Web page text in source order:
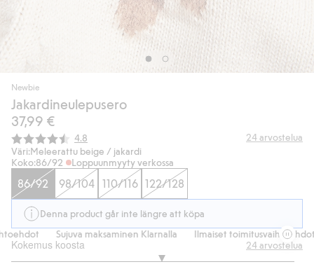
Newbie
Jakardineulepusero
37,99 €
Keskimääräinen luokitus:
4.8 24arvostelua
Väri:Meleerattu beige / jakardi
Koko:86/92 Loppuunmyyty verkossa
86/92 98/104 110/116 122/128
Denna product går inte längre att köpa
Sujuva maksaminen Klarnalla Ilmaiset toimitusvaihtoehdot
Kokemus koosta 24arvostelua